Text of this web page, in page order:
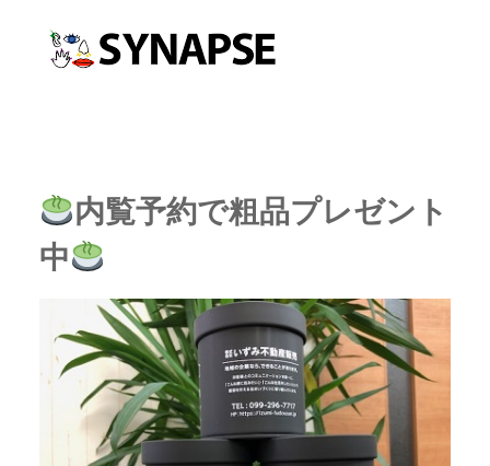
内覧予約で粗品プレゼント
中